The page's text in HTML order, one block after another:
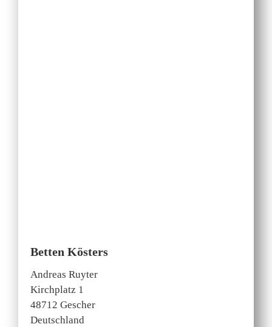
Betten Kösters
Andreas Ruyter
Kirchplatz 1
48712 Gescher
Deutschland